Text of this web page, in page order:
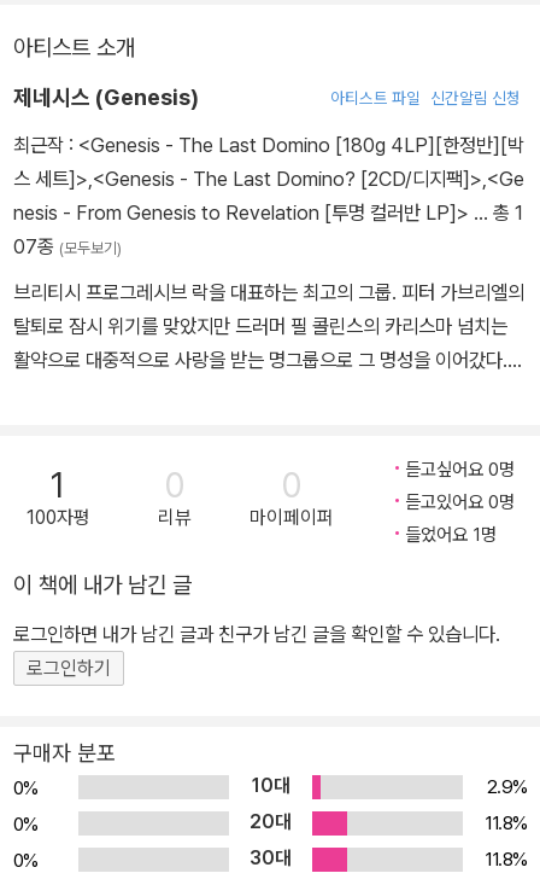
아티스트 소개
제네시스 (Genesis) 아티스트 파일 신간알림 신청
최근작 : <Genesis - The Last Domino [180g 4LP][한정반][박
스 세트]>,<Genesis - The Last Domino? [2CD/디지팩]>,<Ge
nesis - From Genesis to Revelation [투명 컬러반 LP]> … 총 1
07종 (모두보기)
브리티시 프로그레시브 락을 대표하는 최고의 그룹. 피터 가브리엘의
탈퇴로 잠시 위기를 맞았지만 드러머 필 콜린스의 카리스마 넘치는
활약으로 대중적으로 사랑을 받는 명그룹으로 그 명성을 이어갔다.
1
100자평
0
리뷰
0
마이페이퍼
듣고싶어요 0명
듣고있어요 0명
들었어요 1명
이 책에 내가 남긴 글
로그인하면 내가 남긴 글과 친구가 남긴 글을 확인할 수 있습니다.
로그인하기
구매자 분포
0% 10대
2.9%
0%
20대
11.8%
0%
30대
11.8%